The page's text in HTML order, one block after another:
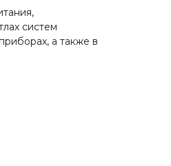
систем
а также в